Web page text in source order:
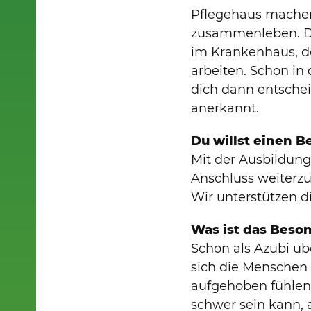
Pflegehaus
zusammenleben.
im Krankenhaus,
arbeiten. Schon
dich dann
anerkannt.
Du willst einen
Mit der
Anschluss
Wir unterstützen
Was ist das
Schon als Azubi
sich die
aufgehoben
schwer sein kann,